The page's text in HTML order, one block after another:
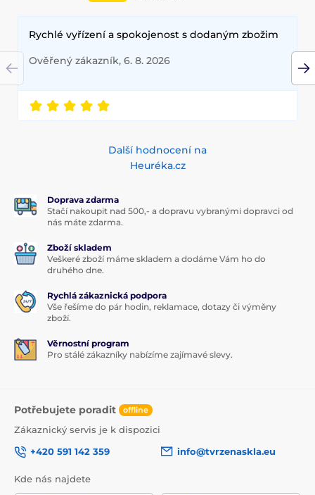
Rychlé vyřízení a spokojenost s dodaným zbožim
Ověřený zákazník, 6. 8. 2026
Další hodnocení na
Heuréka.cz
Doprava zdarma
Stačí nakoupit nad 500,- a dopravu vybranými dopravci od
nás máte zdarma.
Zboží skladem
Veškeré zboží máme skladem a dodáme Vám ho do
druhého dne.
Rychlá zákaznická podpora
Vše řešíme do pár hodin, reklamace, dotazy či výměny
zboží.
Věrnostní program
Pro stálé zákazníky nabízíme zajímavé slevy.
Potřebujete poradit offline
Zákaznický servis je k dispozici
+420 591 142 359
info@tvrzenaskla.eu
Kde nás najdete